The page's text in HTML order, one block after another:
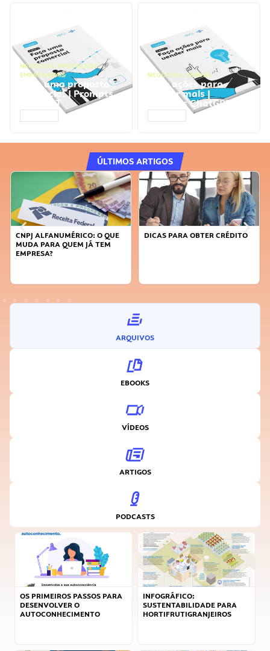
NEGÓCIOS, PROCESSOS
EMPRESARIAIS
Faça uma proposta
comercial | Prompts
ChatGPT
NEGÓCIOS, VENDAS
Faça ações para
vender mais |
Prompts ChatGPT
ÚLTIMOS ARTIGOS
CNPJ ALFANUMÉRICO: O QUE
MUDA PARA QUEM JÁ TEM
EMPRESA?
DICAS PARA OBTER CRÉDITO
ARQUIVOS
EBOOKS
VÍDEOS
ARTIGOS
PODCASTS
OS PRIMEIROS PASSOS PARA
DESENVOLVER O
AUTOCONHECIMENTO
INFOGRÁFICO:
SUSTENTABILIDADE PARA
HORTIFRUTIGRANJEIROS